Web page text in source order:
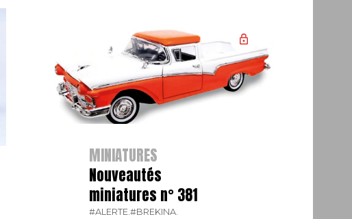
MINIATURES
Nouveautés
miniatures n° 381
#ALERTE.#BREKINA.